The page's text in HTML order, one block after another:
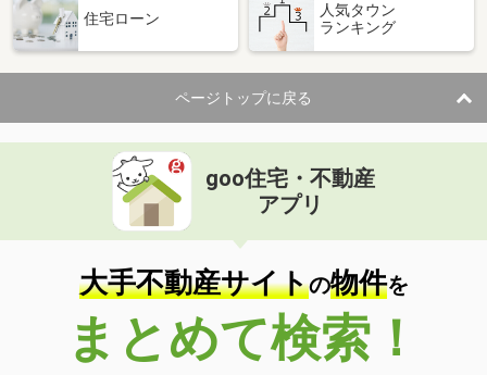
住宅ローン
人気タウン
ランキング
ページトップに戻る
goo住宅・不動産
アプリ
大手不動産サイトの物件を
まとめて検索！